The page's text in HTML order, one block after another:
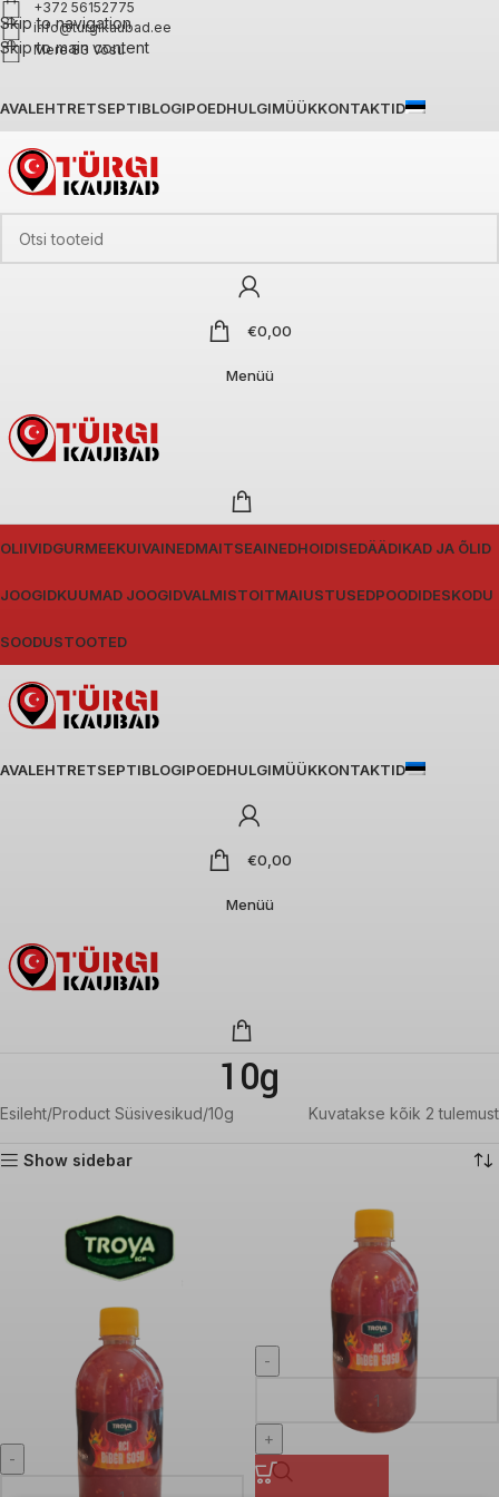
Skip to navigation
Skip to main content
+372 56152775
info@turgikaubad.ee
Mere 83 Võsu
AVALEHTRETSEPTIBLOGIPOEDHULGIMÜÜKKONTAKTID
€0,00
Menüü
OLIIVIDGURMEEKUIVAINEDMAITSEAINEDHOIDISEDÄÄDIKAD JA ÕLID
JOOGIDKUUMAD JOOGIDVALMISTOITMAIUSTUSEDPOODIDESKODU
SOODUSTOOTED
AVALEHTRETSEPTIBLOGIPOEDHULGIMÜÜKKONTAKTID
€0,00
Menüü
10g
Esileht Product Süsivesikud 10g Kuvatakse kõik 2 tulemust
Show sidebar